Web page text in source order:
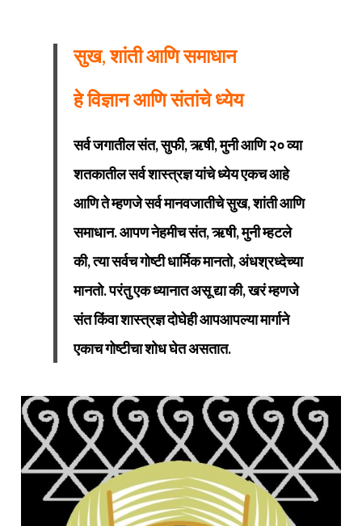
सुख, शांती आणि समाधान
हे विज्ञान आणि संतांचे ध्येय
सर्व जगातील संत, सुफी, ऋषी, मुनी आणि २० व्या
शतकातील सर्व शास्त्रज्ञ यांचे ध्येय एकच आहे
आणि ते म्हणजे सर्व मानवजातीचे सुख, शांती आणि
समाधान. आपण नेहमीच संत, ऋषी, मुनी म्हटले
की, त्या सर्वच गोष्टी धार्मिक मानतो, अंधश्रध्देच्या
मानतो. परंतु एक ध्यानात असू द्या की, खरं म्हणजे
संत किंवा शास्त्रज्ञ दोघेही आपआपल्या मार्गाने
एकाच गोष्टीचा शोध घेत असतात.